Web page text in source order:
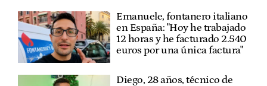
Emanuele, fontanero italiano
en España: "Hoy he trabajado
12 horas y he facturado 2.540
euros por una única factura"
Diego, 28 años, técnico de